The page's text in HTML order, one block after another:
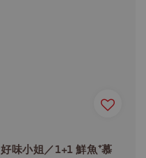
好味小姐／1+1 鮮魚⁺慕